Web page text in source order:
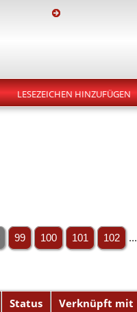
LESEZEICHEN HINZUFÜGEN
99 100 101 102 ...
Status Verknüpft mit